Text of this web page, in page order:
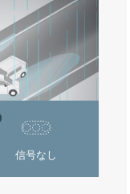
信号なし